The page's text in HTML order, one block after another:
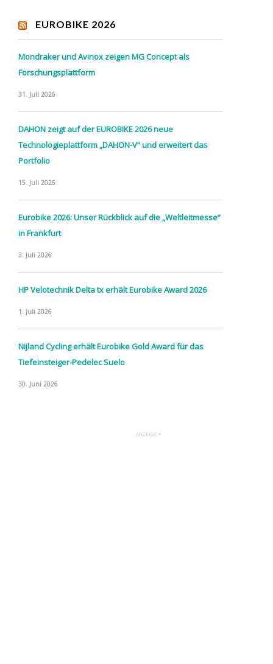
EUROBIKE 2026
Mondraker und Avinox zeigen MG Concept als
Forschungsplattform
31. Juli 2026
DAHON zeigt auf der EUROBIKE 2026 neue
Technologieplattform „DAHON-V“ und erweitert das
Portfolio
15. Juli 2026
Eurobike 2026: Unser Rückblick auf die „Weltleitmesse“
in Frankfurt
3. Juli 2026
HP Velotechnik Delta tx erhält Eurobike Award 2026
1. Juli 2026
Nijland Cycling erhält Eurobike Gold Award für das
Tiefeinsteiger-Pedelec Suelo
30. Juni 2026